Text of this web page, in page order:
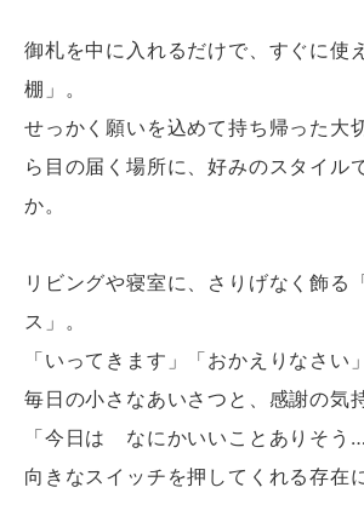
御札を中に入れるだけで、すぐに使
棚」。
せっかく願いを込めて持ち帰った大
ら目の届く場所に、好みのスタイル
か。
リビングや寝室に、さりげなく飾る
ス」。
「いってきます」「おかえりなさい」
毎日の小さなあいさつと、感謝の気
「今日は なにかいいことありそう
向きなスイッチを押してくれる存在に